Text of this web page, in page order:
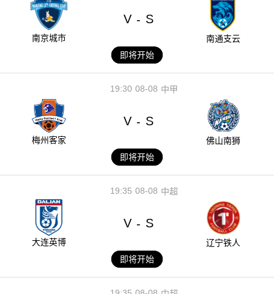
南京城市
V - S
南通支云
即将开始
08-08
19:30 中甲
梅州客家
V - S
佛山南狮
即将开始
08-08
19:35 中超
大连英博
V - S
辽宁铁人
即将开始